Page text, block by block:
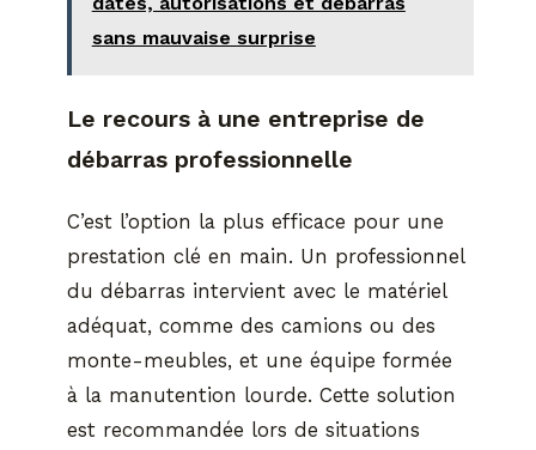
sans mauvaise surprise
Le recours à une entreprise de
débarras professionnelle
C’est l’option la plus efficace pour une
prestation clé en main. Un professionnel
du débarras intervient avec le matériel
adéquat, comme des camions ou des
monte-meubles, et une équipe formée
à la manutention lourde. Cette solution
est recommandée lors de situations